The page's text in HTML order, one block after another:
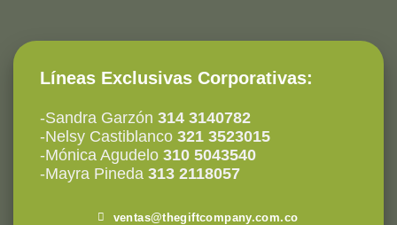
Líneas Exclusivas Corporativas:
-Sandra Garzón 314 3140782
-Nelsy Castiblanco 321 3523015
-Mónica Agudelo 310 5043540
-Mayra Pineda 313 2118057
ventas@thegiftcompany.com.co